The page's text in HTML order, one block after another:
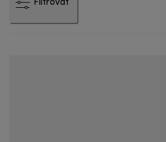
Filtrovat